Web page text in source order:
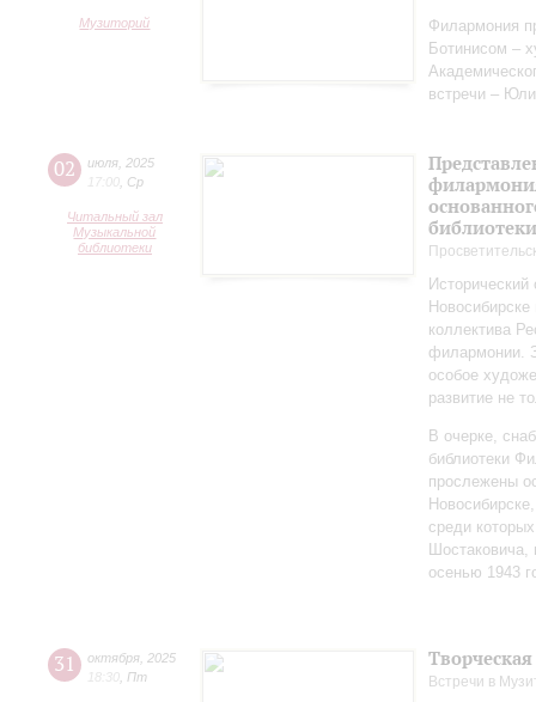
Музиторий
Филармония
Ботинисом –
встречи –
02 июля 2025
17:00 Ср
Читальный зал
Музыкальной
библиотеки
коллектива
филармонии.
особое
развитие не
В очерке,
библиотеки
прослежены
среди
Шостаковича,
осенью 1943
31 октября 2025
18:30 Пт Встречи в